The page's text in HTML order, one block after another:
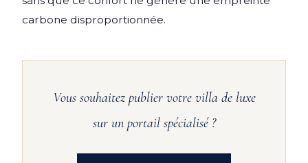
carbone disproportionnée.
Vous souhaitez publier votre villa de luxe
sur un portail spécialisé ?